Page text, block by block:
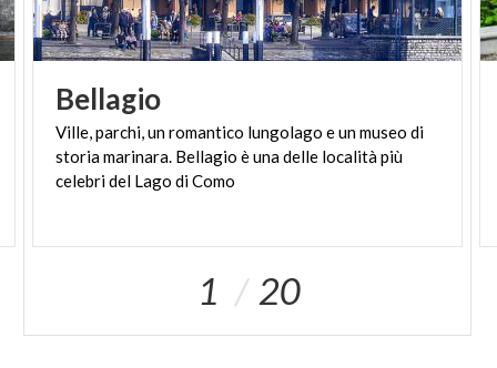
Bellagio
Ville, parchi, un romantico lungolago e un museo di
storia marinara. Bellagio è una delle località più
celebri del Lago di Como
1 20